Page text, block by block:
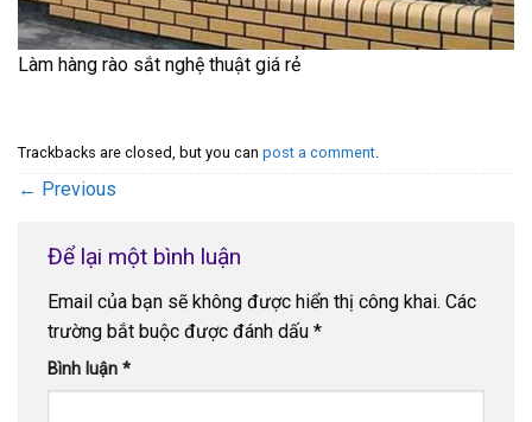
Làm hàng rào sắt nghệ thuật giá rẻ
Trackbacks are closed, but you can post a comment
← Previous
Để lại một bình luận
Email của bạn sẽ không được hiển thị công khai. Các
trường bắt buộc được đánh dấu *
Bình luận *